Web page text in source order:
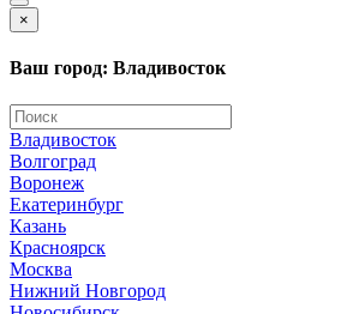
×
Ваш город: Владивосток
Владивосток
Волгоград
Воронеж
Екатеринбург
Казань
Красноярск
Москва
Нижний Новгород